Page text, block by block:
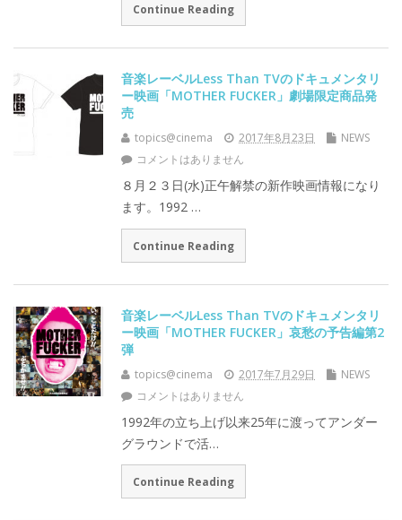
Continue Reading
音楽レーベルLess Than TVのドキュメンタリ
ー映画「MOTHER FUCKER」劇場限定商品発
売
topics@cinema 2017年8月23日
NEWS
コメントはありません
８月２３日(水)正午解禁の新作映画情報になり
ます。1992 …
Continue Reading
音楽レーベルLess Than TVのドキュメンタリ
ー映画「MOTHER FUCKER」哀愁の予告編第2
弾
topics@cinema 2017年7月29日
NEWS
コメントはありません
1992年の立ち上げ以来25年に渡ってアンダー
グラウンドで活…
Continue Reading